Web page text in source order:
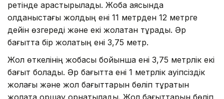
ретінде қарастырылады. Жоба аясында
қолданыстағы жолдың ені 11 метрден 12 метрге
дейін өзгереді және екі жолақтан тұрады. Әр
бағытта бір жолақтың ені 3,75 метр.
Жол өткелінің жобасы бойынша ені 3,75 метрлік екі
бағыт болады. Әр бағытта ені 1 метрлік қауіпсіздік
жолағы және жол бағыттарын бөліп тұратын
жолақта қоршау орнатылады. Жол бағыттарын бөліп